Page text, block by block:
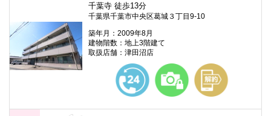
千葉寺 徒歩13分
千葉県千葉市中央区葛城３丁目9-10
築年月：2009年8月
建物階数：地上3階建て
取扱店舗：津田沼店